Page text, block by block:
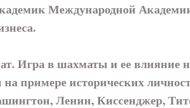
Международной Академии
Игра в шахматы и ее влияние
на примере исторических
Ленин, Киссенджер,